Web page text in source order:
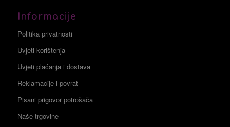
Informacije
Politika privatnosti
Uvjeti korištenja
Uvjeti plaćanja i dostava
Reklamacije i povrat
Pisani prigovor potrošača
Naše trgovine